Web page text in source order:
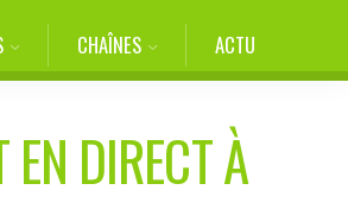
CHAÎNES ACTU
DIRECT À